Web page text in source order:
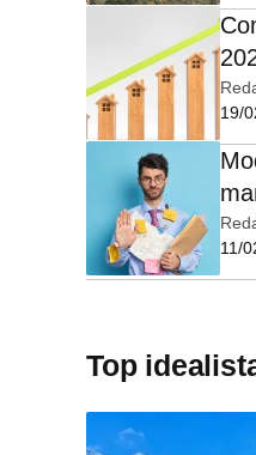
19/
11/
Top